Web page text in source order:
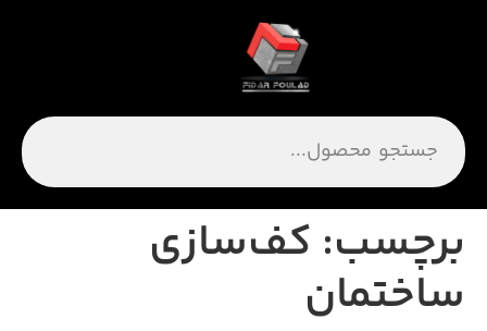
برچسب:کف‌سازی
ساختمان